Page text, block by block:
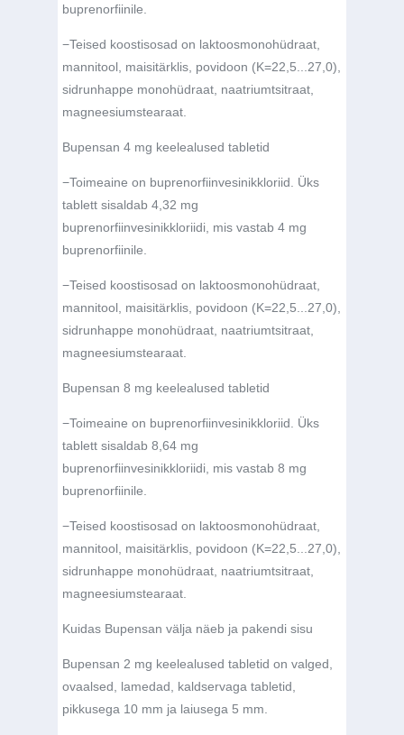
buprenorfiinile.
−Teised koostisosad on laktoosmonohüdraat,
mannitool, maisitärklis, povidoon (K=22,5...27,0),
sidrunhappe monohüdraat, naatriumtsitraat,
magneesiumstearaat.
Bupensan 4 mg keelealused tabletid
−Toimeaine on buprenorfiinvesinikkloriid. Üks
tablett sisaldab 4,32 mg
buprenorfiinvesinikkloriidi, mis vastab 4 mg
buprenorfiinile.
−Teised koostisosad on laktoosmonohüdraat,
mannitool, maisitärklis, povidoon (K=22,5...27,0),
sidrunhappe monohüdraat, naatriumtsitraat,
magneesiumstearaat.
Bupensan 8 mg keelealused tabletid
−Toimeaine on buprenorfiinvesinikkloriid. Üks
tablett sisaldab 8,64 mg
buprenorfiinvesinikkloriidi, mis vastab 8 mg
buprenorfiinile.
−Teised koostisosad on laktoosmonohüdraat,
mannitool, maisitärklis, povidoon (K=22,5...27,0),
sidrunhappe monohüdraat, naatriumtsitraat,
magneesiumstearaat.
Kuidas Bupensan välja näeb ja pakendi sisu
Bupensan 2 mg keelealused tabletid on valged,
ovaalsed, lamedad, kaldservaga tabletid,
pikkusega 10 mm ja laiusega 5 mm.